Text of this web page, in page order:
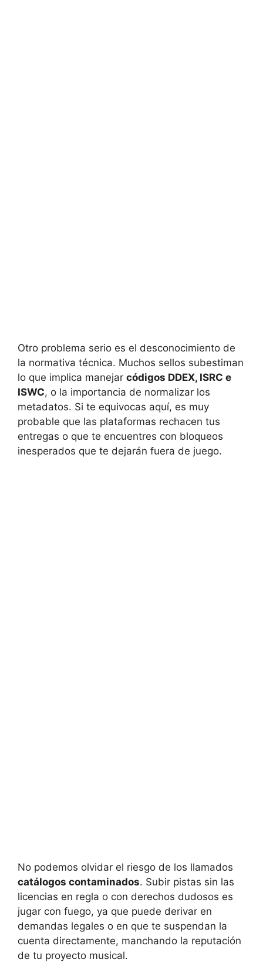
Otro problema serio es el desconocimiento de
la normativa técnica. Muchos sellos subestiman
lo que implica manejar códigos DDEX, ISRC e
ISWC, o la importancia de normalizar los
metadatos. Si te equivocas aquí, es muy
probable que las plataformas rechacen tus
entregas o que te encuentres con bloqueos
inesperados que te dejarán fuera de juego.
No podemos olvidar el riesgo de los llamados
catálogos contaminados. Subir pistas sin las
licencias en regla o con derechos dudosos es
jugar con fuego, ya que puede derivar en
demandas legales o en que te suspendan la
cuenta directamente, manchando la reputación
de tu proyecto musical.